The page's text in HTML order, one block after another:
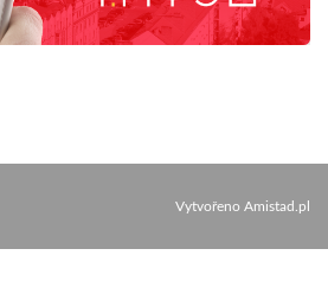
Vytvořeno Amistad.pl